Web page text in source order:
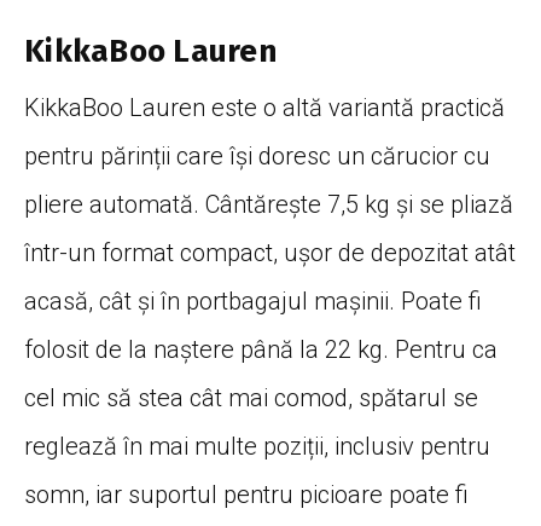
KikkaBoo Lauren
KikkaBoo Lauren este o altă variantă practică
pentru părinții care își doresc un cărucior cu
pliere automată. Cântărește 7,5 kg și se pliază
într-un format compact, ușor de depozitat atât
acasă, cât și în portbagajul mașinii. Poate fi
folosit de la naștere până la 22 kg. Pentru ca
cel mic să stea cât mai comod, spătarul se
reglează în mai multe poziții, inclusiv pentru
somn, iar suportul pentru picioare poate fi